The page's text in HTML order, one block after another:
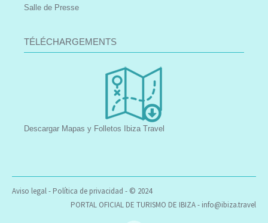
Salle de Presse
TÉLÉCHARGEMENTS
Descargar Mapas y Folletos Ibiza Travel
Aviso legal- Política de privacidad - © 2024
PORTAL OFICIAL DE TURISMO DE IBIZA - info@ibiza.travel